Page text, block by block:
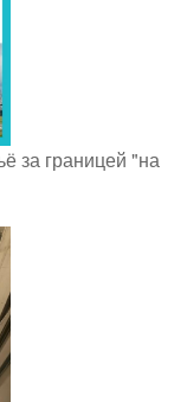
за границей "на